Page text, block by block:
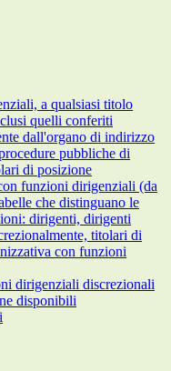
a qualsiasi titolo
quelli conferiti
dall'organo di indirizzo
pubbliche di
di posizione
funzioni dirigenziali (da
che distinguano le
dirigenti, dirigenti
titolari di
con funzioni
dirigenziali discrezionali
disponibili